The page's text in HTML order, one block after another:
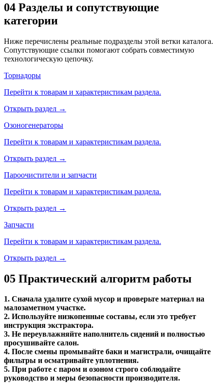
04 Разделы и сопутствующие
категории
Ниже перечислены реальные подразделы этой ветки каталога.
Сопутствующие ссылки помогают собрать совместимую
технологическую цепочку.
Торнадоры
Перейти к товарам и характеристикам раздела.
Открыть раздел →
Озоногенераторы
Перейти к товарам и характеристикам раздела.
Открыть раздел →
Пароочистители и запчасти
Перейти к товарам и характеристикам раздела.
Открыть раздел →
Запчасти
Перейти к товарам и характеристикам раздела.
Открыть раздел →
05 Практический алгоритм работы
1. Сначала удалите сухой мусор и проверьте материал на
малозаметном участке.
2. Используйте низкопенные составы, если это требует
инструкция экстрактора.
3. Не переувлажняйте наполнитель сидений и полностью
просушивайте салон.
4. После смены промывайте баки и магистрали, очищайте
фильтры и осматривайте уплотнения.
5. При работе с паром и озоном строго соблюдайте
руководство и меры безопасности производителя.